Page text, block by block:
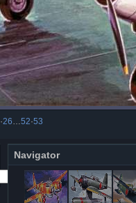
·26 52·53
Navigator